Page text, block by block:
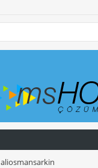
aliosmansarkin